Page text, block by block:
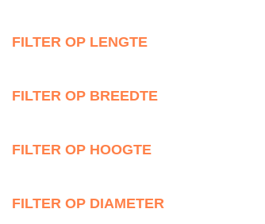
FILTER OP LENGTE
FILTER OP BREEDTE
FILTER OP HOOGTE
FILTER OP DIAMETER